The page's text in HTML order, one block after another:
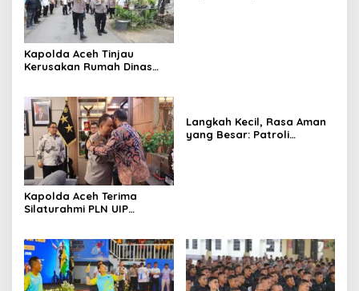
Kapolda Aceh Tinjau
Kerusakan Rumah Dinas
Hujan
Kapolda Aceh Terima
Silaturahmi PLN UIP
Infrastruktur
Ketenagalistrikan
Langkah Kecil, Rasa Aman
yang Besar: Patroli